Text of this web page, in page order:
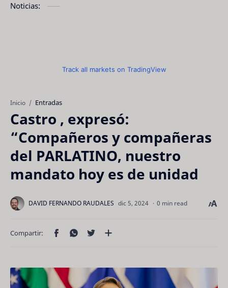
Noticias:
Track all markets on TradingView
Inicio Entradas
Castro , expresó:
“Compañeros y compañeras
del PARLATINO, nuestro
mandato hoy es de unidad
0 min read